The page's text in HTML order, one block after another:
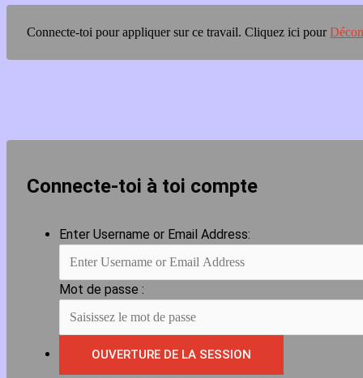
Connecte-toi pour appliquer sur ce travail. Cliquez ici pour
Connecte-toi à toi compte
Enter Username or Email Address:
Mot de passe :